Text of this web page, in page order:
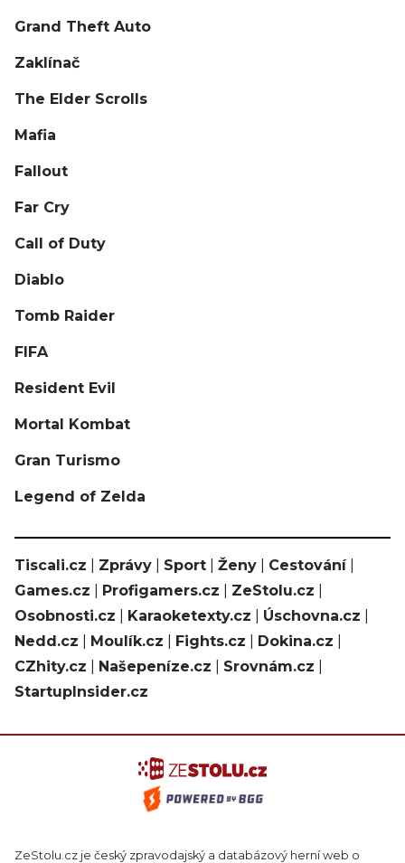
Grand Theft Auto
Zaklínač
The Elder Scrolls
Mafia
Fallout
Far Cry
Call of Duty
Diablo
Tomb Raider
FIFA
Resident Evil
Mortal Kombat
Gran Turismo
Legend of Zelda
Tiscali.cz Zprávy Sport Ženy Cestování|
Games.cz
Profigamers.cz ZeStolu.cz
Osobnosti.cz
Karaoketexty.cz Úschovna.cz
Nedd.cz
Moulík.cz Fights.cz Dokina.cz
CZhity.cz
Našepeníze.cz Srovnám.cz
StartupInsider.cz
ZeStolu.cz je český zpravodajský a databázový herní web o